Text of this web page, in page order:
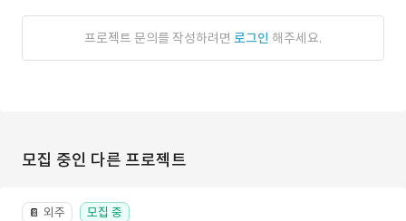
프로젝트 문의를 작성하려면 로그인 해주세요.
모집 중인 다른 프로젝트
📔 외주 모집 중